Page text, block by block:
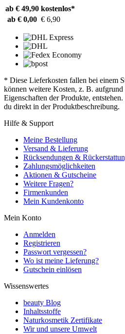
ab € 49,90 kostenlos*
ab € 0,00 € 6,90
* Diese Lieferkosten fallen bei einem
können weitere Kosten, z. B.
Eigenschaften der Produkte,
du direkt in der Produktbeschreibung.
Hilfe & Support
Meine Bestellung
Versand & Lieferung
Rücksendungen &
Zahlungsmöglichkeiten
Aktionen & Gutscheine
Weitere Fragen?
Firmenkunden
Mein Kundenkonto
Mein Konto
Anmelden
Registrieren
Passwort vergessen?
Wo ist meine Lieferung?
Gutschein einlösen
Wissenswertes
beauty Blog
Inhaltsstoffe
Naturkosmetik Zertifikate
Wir und unsere Umwelt